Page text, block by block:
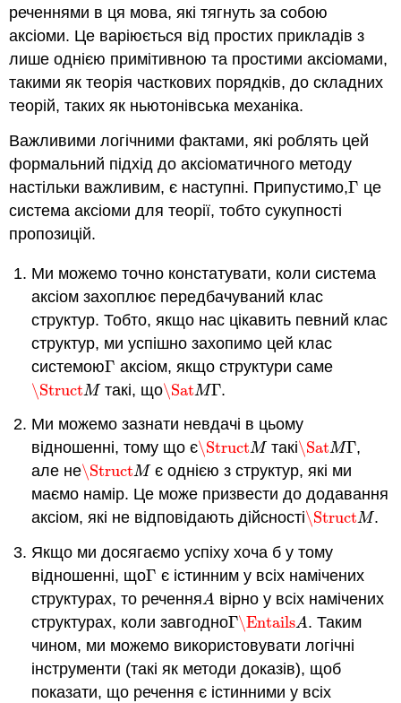
реченнями в ця мова, які тягнуть за собою
аксіоми. Це варіюється від простих прикладів з
лише однією примітивною та простими аксіомами,
такими як теорія часткових порядків, до складних
теорій, таких як ньютонівська механіка.
Важливими логічними фактами, які роблять цей
формальний підхід до аксіоматичного методу
настільки важливим, є наступні. Припустимо,Γ
Γ це
система аксіоми для теорії, тобто сукупності
пропозицій.
Ми можемо точно констатувати, коли система
аксіом захоплює передбачуваний клас
структур. Тобто, якщо нас цікавить певний клас
структур, ми успішно захопимо цей клас
системоюΓ
Γ аксіом, якщоструктури саме
\StructM
\StructM такі, що\SatMΓ
\SatMΓ .
Ми можемо зазнати невдачі в цьому
відношенні, тому що є\StructM
\StructM такі\SatMΓ
\SatMΓ ,
але не\StructM
\StructM є однією з структур, які ми
маємо намір. Це може призвести до додавання
аксіом, які не відповідають дійсності\StructM
\StructM .
Якщо ми досягаємо успіху хоча б у тому
відношенні, щоΓ
Γ є істинним у всіх намічених
структурах, то реченняA
A вірно у всіх намічених
структурах, коли завгодноΓ\EntailsA
Γ\EntailsA . Таким
чином, ми можемо використовувати логічні
інструменти (такі як методи доказів), щоб
показати, що речення є істинними у всіх